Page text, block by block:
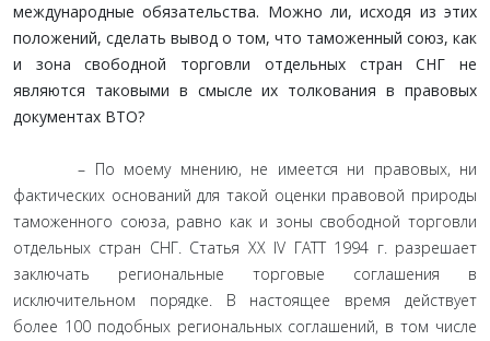
международные обязательства. Можно ли, исходя из этих
положений, сделать вывод о том, что таможенный союз, как
и зона свободной торговли отдельных стран СНГ не
являются таковыми в смысле их толкования в правовых
документах ВТО?
– По моему мнению, не имеется ни правовых, ни
фактических оснований для такой оценки правовой природы
таможенного союза, равно как и зоны свободной торговли
отдельных стран СНГ. Статья ХХ IV ГАТТ 1994 г. разрешает
заключать региональные торговые соглашения в
исключительном порядке. В настоящее время действует
более 100 подобных региональных соглашений, в том числе